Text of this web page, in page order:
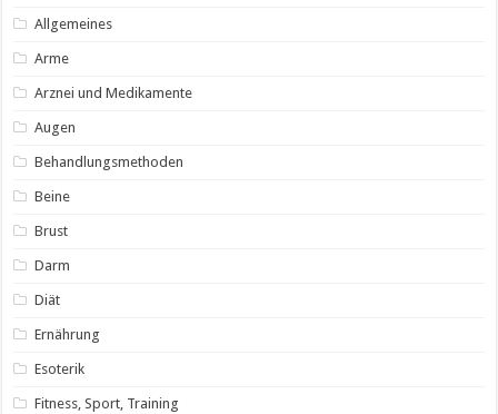
Allgemeines
Arme
Arznei und Medikamente
Augen
Behandlungsmethoden
Beine
Brust
Darm
Diät
Ernährung
Esoterik
Fitness, Sport, Training